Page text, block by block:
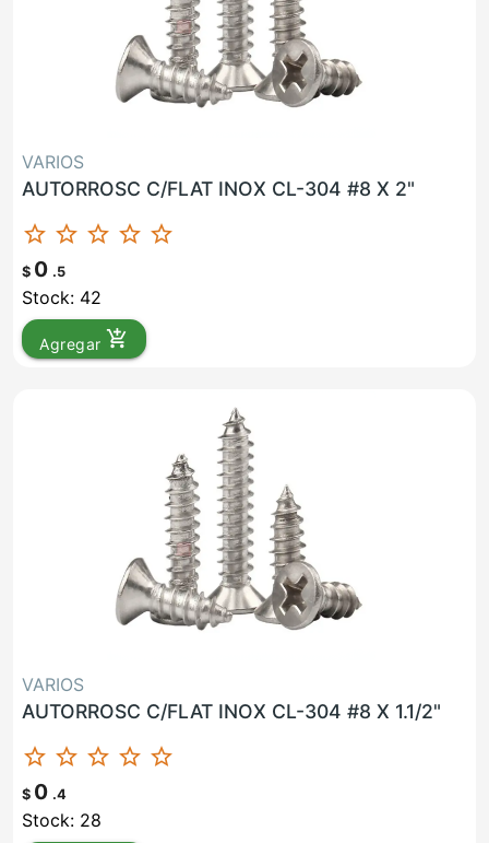
VARIOS
AUTORROSC C/FLAT INOX CL-304 #8 X 2"
star_border star_border star_border star_border star_border
$ 0 .5
Stock: 42
Agregar add_shopping_cart
VARIOS
AUTORROSC C/FLAT INOX CL-304 #8 X 1.1/2"
star_border star_border star_border star_border star_border
$ 0 .4
Stock: 28